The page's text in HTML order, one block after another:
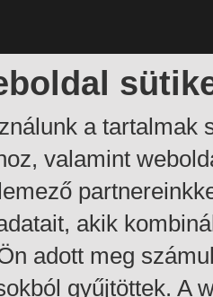
a tartalmak
valamint
akik
adott meg
gyűjtöttek. A